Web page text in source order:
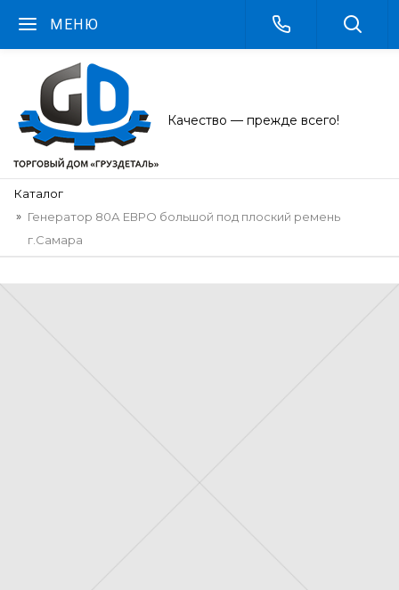
МЕНЮ
Качество — прежде всего!
Каталог
Генератор 80А ЕВРО большой под плоский ремень
г.Самара